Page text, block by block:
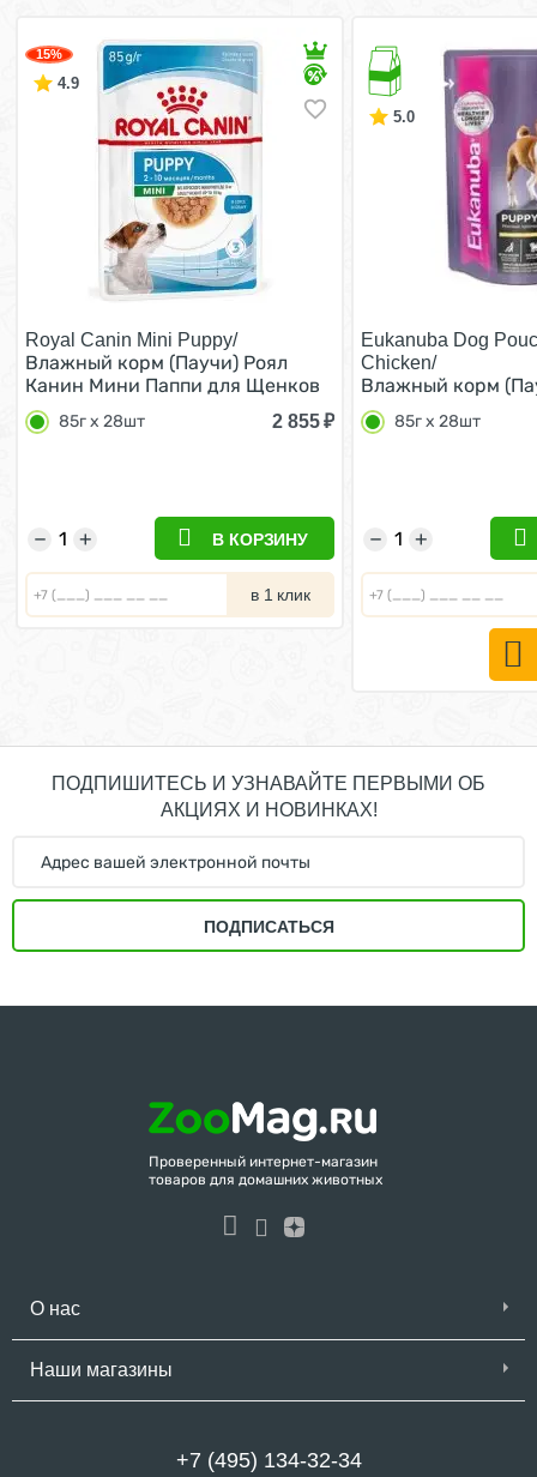
15%
4.9
Royal Canin Mini Puppy/
Влажный корм (Паучи) Роял
Канин Мини Паппи для Щенков
Мелких пород в возрасте от 2 до
10 месяцев (цена за упаковку)
85г х 28шт 2 855₽
+
− В КОРЗИНУ
в 1 клик
5.0
Eukanuba Dog
Chicken/
Влажный корм
для Щенков с
(цена за
85г x 28шт
+
−
ПОДПИШИТЕСЬ И УЗНАВАЙТЕ ПЕРВЫМИ ОБ
АКЦИЯХ И НОВИНКАХ!
ПОДПИСАТЬСЯ
Проверенный интернет-магазин
товаров для домашних животных
О нас
Наши магазины
+7 (495) 134-32-34